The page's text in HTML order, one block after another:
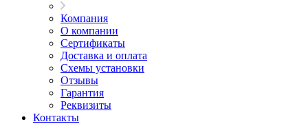
Компания
О компании
Сертификаты
Доставка и оплата
Схемы установки
Отзывы
Гарантия
Реквизиты
Контакты